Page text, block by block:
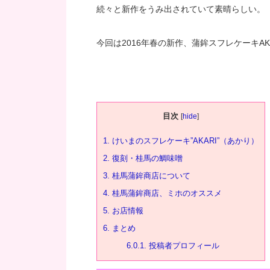
続々と新作をうみ出されていて素晴らしい。
今回は2016年春の新作、蒲鉾スフレケーキ
目次 [hide]
1. けいまのスフレケーキ”AKARI”（あかり）
2. 復刻・桂馬の鯛味噌
3. 桂馬蒲鉾商店について
4. 桂馬蒲鉾商店、ミホのオススメ
5. お店情報
6. まとめ
6.0.1. 投稿者プロフィール